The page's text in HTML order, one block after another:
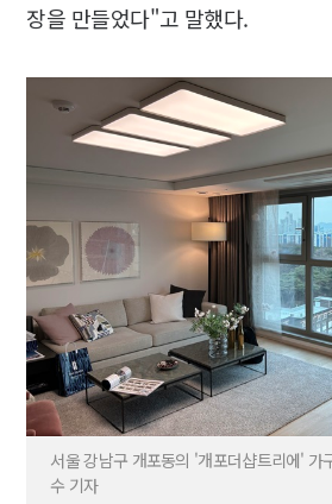
장을 만들었다"고 말했다.
서울 강남구 개포동의 '개포더샵트리에' 가
수 기자